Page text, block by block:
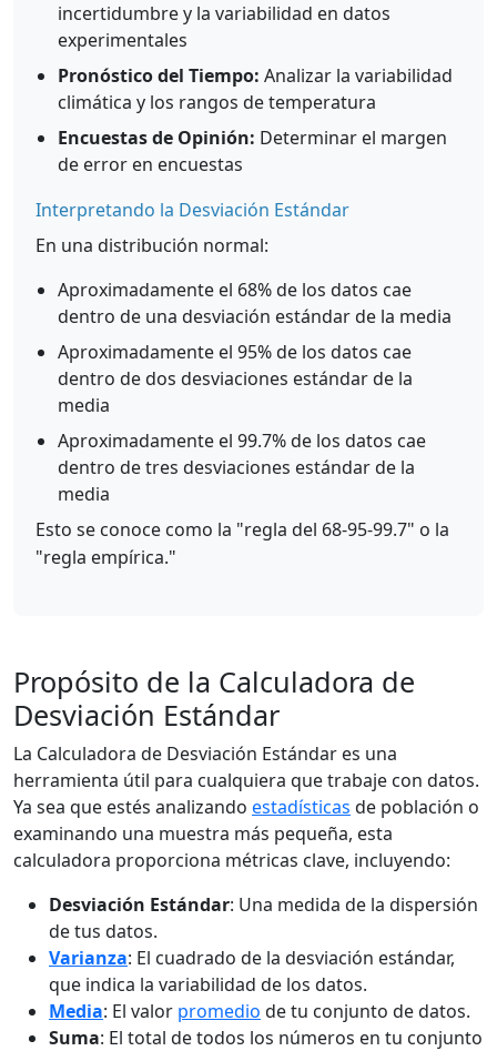
incertidumbre y la variabilidad en datos
experimentales
Pronóstico del Tiempo: Analizar la variabilidad
climática y los rangos de temperatura
Encuestas de Opinión: Determinar el margen
de error en encuestas
Interpretando la Desviación Estándar
En una distribución normal:
Aproximadamente el 68% de los datos cae
dentro de una desviación estándar de la media
Aproximadamente el 95% de los datos cae
dentro de dos desviaciones estándar de la
media
Aproximadamente el 99.7% de los datos cae
dentro de tres desviaciones estándar de la
media
Esto se conoce como la "regla del 68-95-99.7" o la
"regla empírica."
Propósito de la Calculadora de
Desviación Estándar
La Calculadora de Desviación Estándar es una
herramienta útil para cualquiera que trabaje con datos.
Ya sea que estés analizando estadísticas de población o
examinando una muestra más pequeña, esta
calculadora proporciona métricas clave, incluyendo:
Desviación Estándar: Una medida de la dispersión
de tus datos.
Varianza: El cuadrado de la desviación estándar,
que indica la variabilidad de los datos.
Media: El valor promedio de tu conjunto de datos.
Suma: El total de todos los números en tu conjunto